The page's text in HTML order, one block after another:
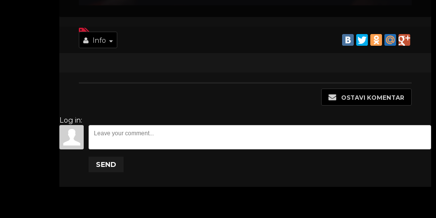
Info
OSTAVI KOMENTAR
Log in:
SEND